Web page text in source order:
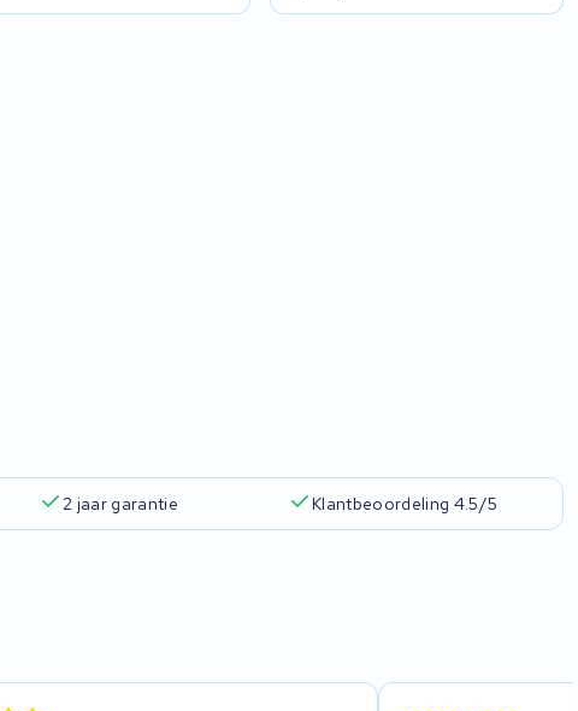
2 jaar garantie Klantbeoordeling 4.5/5